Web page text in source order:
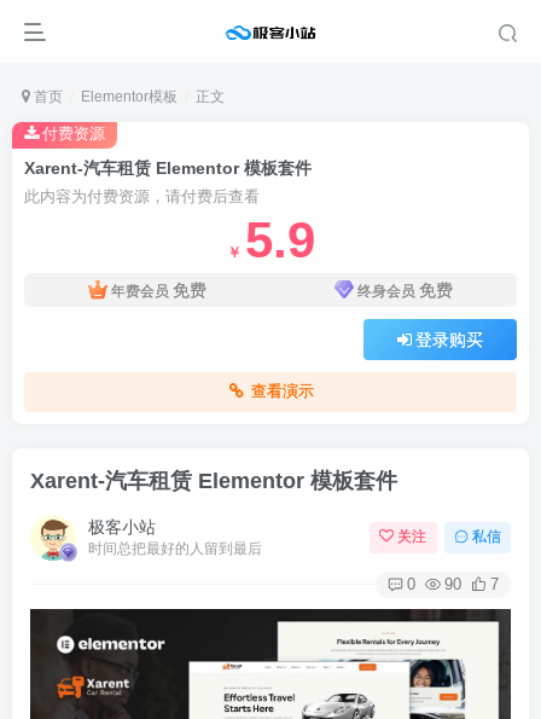
首页 Elementor模板 正文
Xarent-汽车租赁 Elementor 模板套件
此内容为付费资源，请付费后查看
￥ 5.9
年费会员 免费 终身会员 免费
登录购买
查看演示
付费资源
Xarent-汽车租赁 Elementor 模板套件
极客小站
时间总把最好的人留到最后
关注 私信
0 90 7